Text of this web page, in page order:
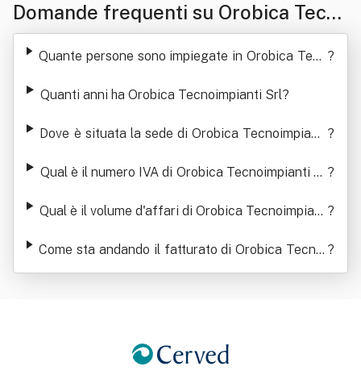
Domande frequenti su Orobica Tecn
oimpianti Srl
Quante persone sono impiegate in Orobica Tecn ?
Quanti anni ha Orobica Tecnoimpianti Srl?
Dove è situata la sede di Orobica Tecnoimpianti ?
Qual è il numero IVA di Orobica Tecnoimpianti Sr ?
Qual è il volume d'affari di Orobica Tecnoimpiant ?
Come sta andando il fatturato di Orobica Tecnoi
mpianti Srl
?